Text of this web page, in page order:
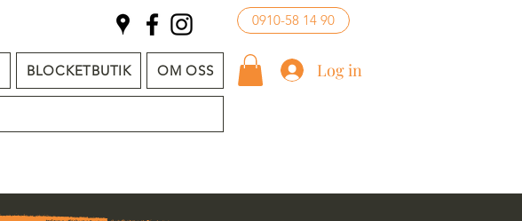
BLOCKETBUTIK OM OSS
0910-58 14 90
Log in